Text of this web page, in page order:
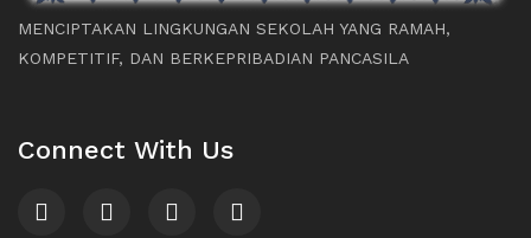
MENCIPTAKAN LINGKUNGAN SEKOLAH YANG RAMAH,
KOMPETITIF, DAN BERKEPRIBADIAN PANCASILA
Connect With Us